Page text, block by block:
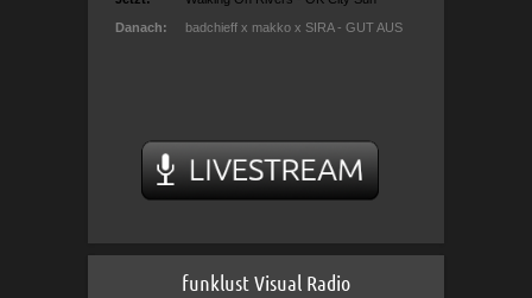
funklust Visual Radio